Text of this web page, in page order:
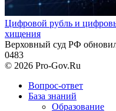
Цифровой рубль и
хищения
Верховный суд РФ
0483
© 2026 Pro-Gov.Ru
Вопрос-ответ
База знаний
Образование